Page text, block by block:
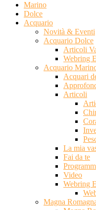
Marino
Dolce
Acquario
Novità & Eventi
Acquario Dolce
Articoli
Webring
Acquario
Acquari
Articoli
La mia
Fai da te
Video
Webring
Magna